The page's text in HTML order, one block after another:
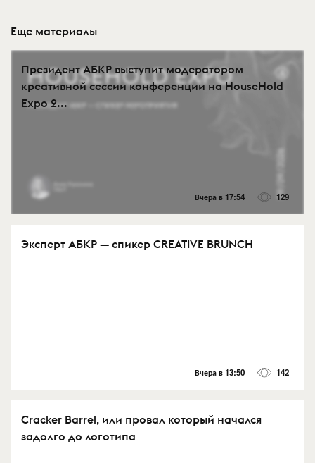
Еще материалы
Президент АБКР выступит модератором
креативной сессии конференции на HouseHold
Expo 2...
Вчера в 17:54 129
Эксперт АБКР — спикер CREATIVE BRUNCH
Вчера в 13:50 142
Cracker Barrel, или провал который начался
задолго до логотипа